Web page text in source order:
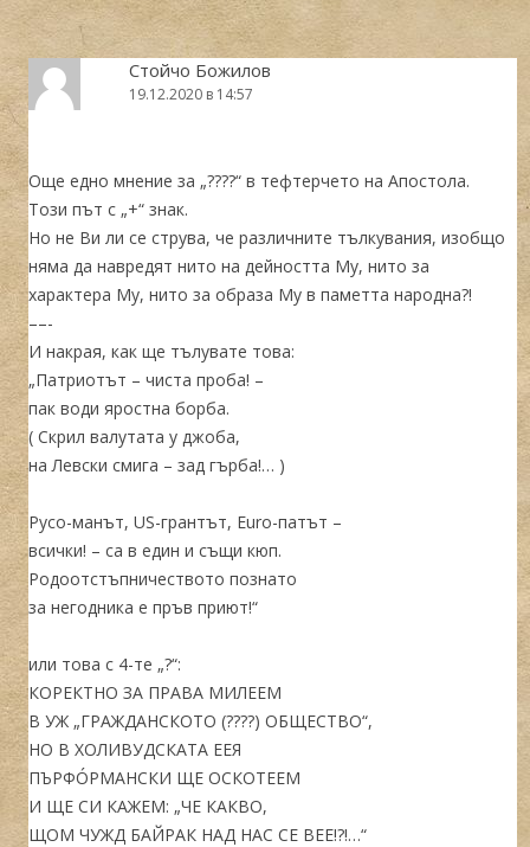
Стойчо Божилов
19.12.2020 в 14:57
Още едно мнение за „????“ в тефтерчето на Апостола.
Този път с „+“ знак.
Но не Ви ли се струва, че различните тълкувания, изобщо
няма да навредят нито на дейността Му, нито за
характера Му, нито за образа Му в паметта народна?!
––-
И накрая, как ще тълувате това:
„Патриотът – чиста проба! –
пак води яростна борба.
( Скрил валутата у джоба,
на Левски смига – зад гърба!… )
Русо-манът, US-грантът, Euro-патът –
всички! – са в един и същи кюп.
Родоотстъпничеството познато
за негодника е пръв приют!“
или това с 4-те „?“:
КОРЕКТНО ЗА ПРАВА МИЛЕЕМ
В УЖ „ГРАЖДАНСКОТО (????) ОБЩЕСТВО“,
НО В ХОЛИВУДСКАТА ЕЕЯ
ПЪРФÓРМАНСКИ ЩЕ ОСКОТЕЕМ
И ЩЕ СИ КАЖЕМ: „ЧЕ КАКВО,
ЩОМ ЧУЖД БАЙРАК НАД НАС СЕ ВЕЕ!?!…“